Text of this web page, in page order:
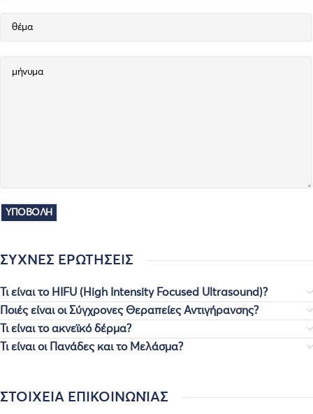
ΣΥΧΝΈΣ ΕΡΩΤΉΣΕΙΣ
Τι είναι το HIFU (High Intensity Focused Ultrasound)?
Ποιές είναι οι Σύγχρονες Θεραπείες Αντιγήρανσης?
Τι είναι το ακνεϊκό δέρμα?
Τι είναι οι Πανάδες και το Μελάσμα?
ΣΤΟΙΧΕΙΑ ΕΠΙΚΟΙΝΩΝΊΑΣ